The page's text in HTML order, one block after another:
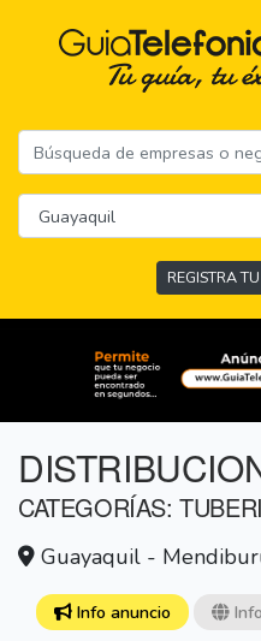
REGISTRA
CATEGORÍAS:
Guayaquil -
Info anuncio